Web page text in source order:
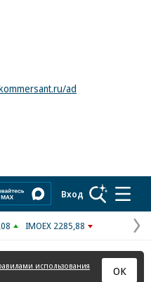
ad
Вход
IMOEX 2285,88
использования
ОК